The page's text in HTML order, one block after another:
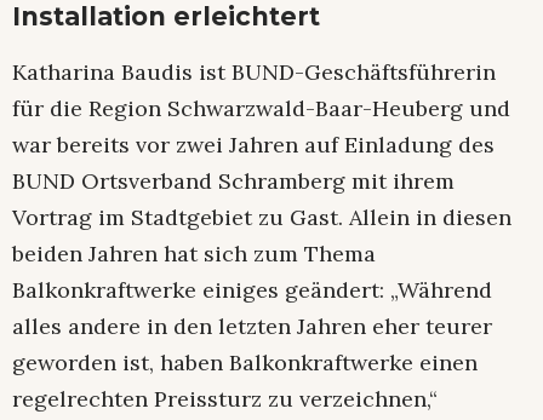
Installation erleichtert
Katharina Baudis ist BUND-Geschäftsführerin
für die Region Schwarzwald-Baar-Heuberg und
war bereits vor zwei Jahren auf Einladung des
BUND Ortsverband Schramberg mit ihrem
Vortrag im Stadtgebiet zu Gast. Allein in diesen
beiden Jahren hat sich zum Thema
Balkonkraftwerke einiges geändert: „Während
alles andere in den letzten Jahren eher teurer
geworden ist, haben Balkonkraftwerke einen
regelrechten Preissturz zu verzeichnen,“